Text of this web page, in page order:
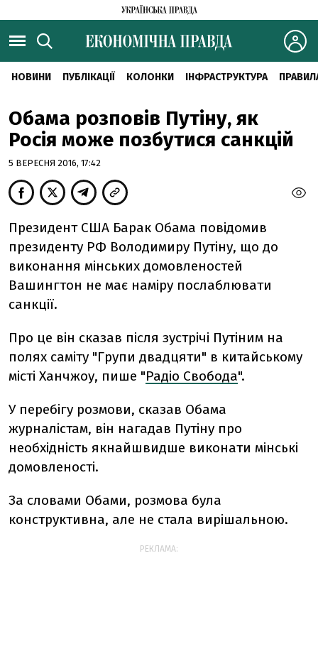
НОВИНИ ПУБЛІКАЦІЇ КОЛОНКИ ІНФРАСТРУКТУРА
Обама розповів Путіну, як
Росія може позбутися санкцій
5 ВЕРЕСНЯ 2016, 17:42
Президент США Барак Обама повідомив
президенту РФ Володимиру Путіну, що до
виконання мінських домовленостей
Вашингтон не має наміру послаблювати
санкції.
Про це він сказав після зустрічі Путіним на
полях саміту "Групи двадцяти" в китайському
місті Ханчжоу, пише "Радіо Свобода".
У перебігу розмови, сказав Обама
журналістам, він нагадав Путіну про
необхідність якнайшвидше виконати мінські
домовленості.
За словами Обами, розмова була
конструктивна, але не стала вирішальною.
РЕКЛАМА: